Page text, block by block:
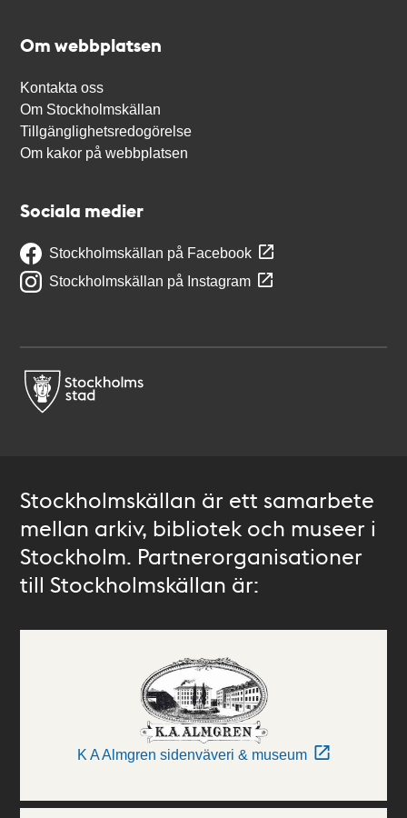
Om webbplatsen
Kontakta oss
Om Stockholmskällan
Tillgänglighetsredogörelse
Om kakor på webbplatsen
Sociala medier
Stockholmskällan på Facebook
Stockholmskällan på Instagram
Stockholmskällan är ett samarbete
mellan arkiv, bibliotek och museer i
Stockholm. Partnerorganisationer
till Stockholmskällan är:
K A Almgren sidenväveri & museum